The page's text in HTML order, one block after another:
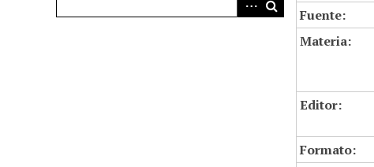
Fuente:
Materia:
Editor:
Formato: